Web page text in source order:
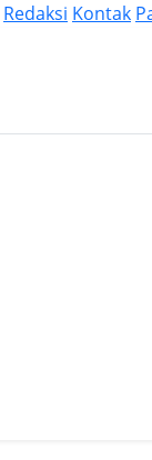
Redaksi Kontak